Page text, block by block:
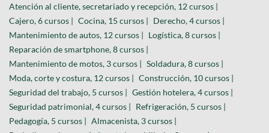
Atención al cliente, secretariado y recepción, 12 cursos |
Cajero, 6 cursos | Cocina, 15 cursos | Derecho, 4 cursos |
Mantenimiento de autos, 12 cursos | Logística, 8 cursos |
Reparación de smartphone, 8 cursos |
Mantenimiento de motos, 3 cursos | Soldadura, 8 cursos |
Moda, corte y costura, 12 cursos | Construcción, 10 cursos |
Seguridad del trabajo, 5 cursos | Gestión hotelera, 4 cursos |
Seguridad patrimonial, 4 cursos | Refrigeración, 5 cursos |
Pedagogía, 5 cursos | Almacenista, 3 cursos |